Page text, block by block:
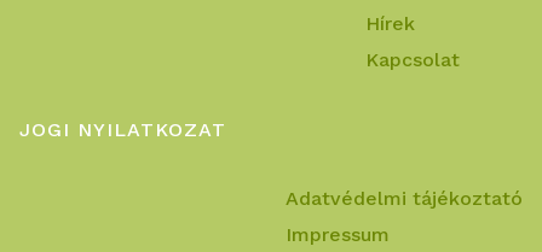
Hírek
Kapcsolat
JOGI NYILATKOZAT
Adatvédelmi tájékoztató
Impressum